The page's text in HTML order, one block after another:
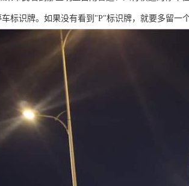
标识牌。如果没有看到"P"标识牌，就要多留一